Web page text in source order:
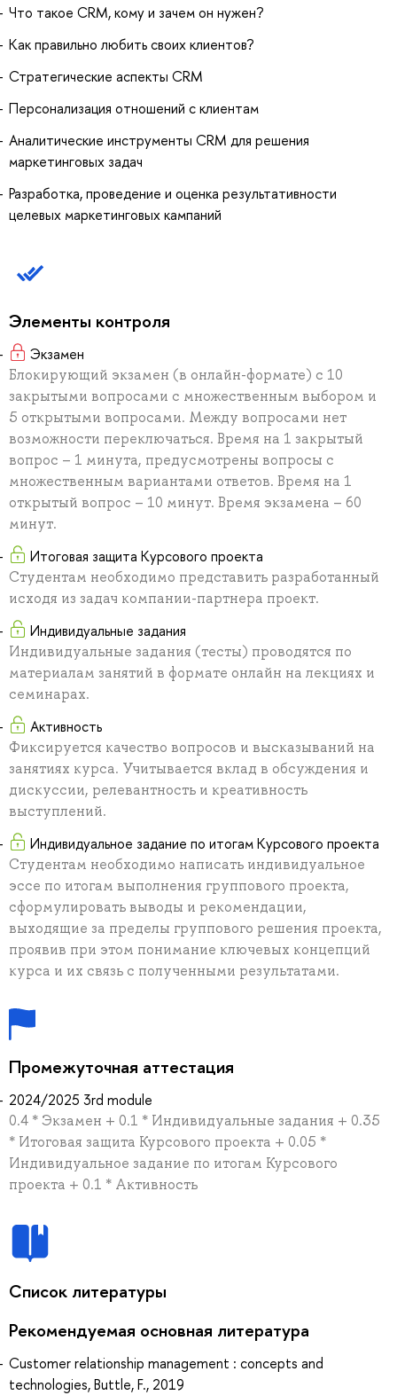
Что такое CRM, кому и зачем он нужен?
Как правильно любить своих клиентов?
Стратегические аспекты CRM
Персонализация отношений с клиентам
Аналитические инструменты CRM для решения
маркетинговых задач
Разработка, проведение и оценка результативности
целевых маркетинговых кампаний
Элементы контроля
Экзамен
Блокирующий экзамен (в онлайн-формате) с 10
закрытыми вопросами с множественным выбором и
5 открытыми вопросами. Между вопросами нет
возможности переключаться. Время на 1 закрытый
вопрос – 1 минута, предусмотрены вопросы с
множественным вариантами ответов. Время на 1
открытый вопрос – 10 минут. Время экзамена – 60
минут.
Итоговая защита Курсового проекта
Студентам необходимо представить разработанный
исходя из задач компании-партнера проект.
Индивидуальные задания
Индивидуальные задания (тесты) проводятся по
материалам занятий в формате онлайн на лекциях и
семинарах.
Активность
Фиксируется качество вопросов и высказываний на
занятиях курса. Учитывается вклад в обсуждения и
дискуссии, релевантность и креативность
выступлений.
Индивидуальное задание по итогам Курсового проекта
Студентам необходимо написать индивидуальное
эссе по итогам выполнения группового проекта,
сформулировать выводы и рекомендации,
выходящие за пределы группового решения проекта,
проявив при этом понимание ключевых концепций
курса и их связь с полученными результатами.
Промежуточная аттестация
2024/2025 3rd module
0.4 * Экзамен + 0.1 * Индивидуальные задания + 0.35
* Итоговая защита Курсового проекта + 0.05 *
Индивидуальное задание по итогам Курсового
проекта + 0.1 * Активность
Список литературы
Рекомендуемая основная литература
Customer relationship management : concepts and
technologies, Buttle, F., 2019